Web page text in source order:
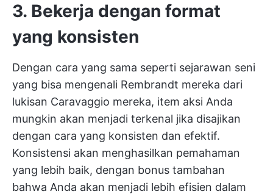
3. Bekerja dengan format
yang konsisten
Dengan cara yang sama seperti sejarawan seni
yang bisa mengenali Rembrandt mereka dari
lukisan Caravaggio mereka, item aksi Anda
mungkin akan menjadi terkenal jika disajikan
dengan cara yang konsisten dan efektif.
Konsistensi akan menghasilkan pemahaman
yang lebih baik, dengan bonus tambahan
bahwa Anda akan menjadi lebih efisien dalam